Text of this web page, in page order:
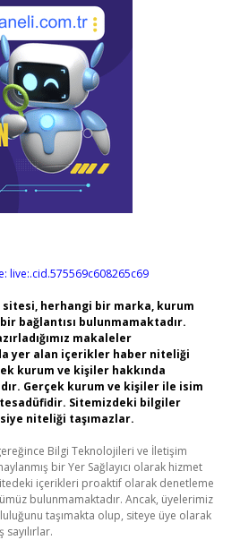
live:.cid.575569c608265c69
herhangi bir marka, kurum
bağlantısı bulunmamaktadır.
makaleler
yer alan içerikler haber niteliği
kurum ve kişiler hakkında
Gerçek kurum ve kişiler ile isim
Sitemizdeki bilgiler
niteliği taşımazlar.
Bilgi Teknolojileri ve İletişim
bir Yer Sağlayıcı olarak hizmet
içerikleri proaktif olarak denetleme
bulunmamaktadır. Ancak, üyelerimiz
taşımakta olup, siteye üye olarak